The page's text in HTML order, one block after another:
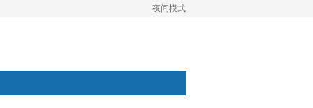
夜间模式